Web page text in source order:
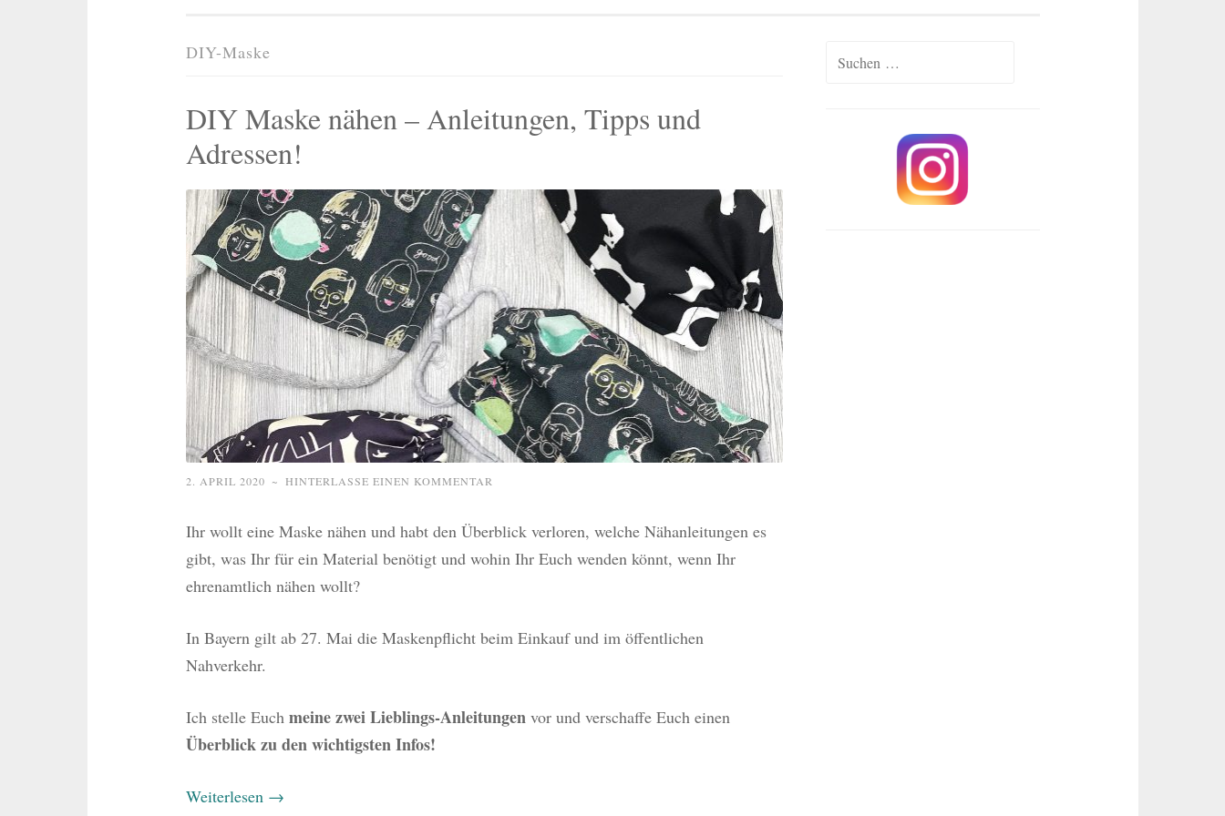
DIY-Maske
DIY Maske nähen – Anleitungen, Tipps und
Adressen!
2. APRIL 2020 ~ HINTERLASSE EINEN KOMMENTAR
Ihr wollt eine Maske nähen und habt den Überblick verloren, welche Nähanleitungen es
gibt, was Ihr für ein Material benötigt und wohin Ihr Euch wenden könnt, wenn Ihr
ehrenamtlich nähen wollt?
In Bayern gilt ab 27. Mai die Maskenpflicht beim Einkauf und im öffentlichen
Nahverkehr.
Ich stelle Euch meine zwei Lieblings-Anleitungenvor und verschaffe Euch einen
Überblick zu den wichtigsten Infos!
Weiterlesen →
Suchen